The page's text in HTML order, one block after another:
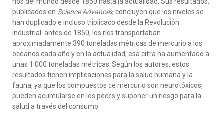
publicados en Science Advances, concluyen que los niveles se
han duplicado e incluso triplicado desde la Revolución
Industrial: antes de 1850, los ríos transportaban
aproximadamente 390 toneladas métricas de mercurio a los
océanos cada año y en la actualidad, esa cifra ha aumentado a
unas 1.000 toneladas métricas. Según los autores, estos
resultados tienen implicaciones para la salud humana y la
fauna, ya que los compuestos de mercurio son neurotóxicos,
pueden acumularse en los peces y suponer un riesgo para la
salud a través del consumo.